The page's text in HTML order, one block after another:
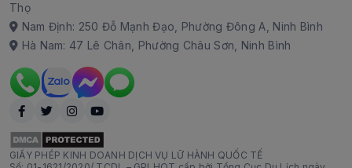
GIẤY PHÉP KINH DOANH DỊCH VỤ LỮ HÀNH QUỐC TẾ
Thọ
Nam Định: 250 Đỗ Mạnh Đạo, Phường Đông A, Ninh Bình
Hà Nam: 47 Lê Chân, Phường Châu Sơn, Ninh Bình